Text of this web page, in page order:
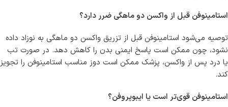
استامینوفن قبل از واکسن دو ماهگی ضرر دارد؟
توصیه می‌شود استامینوفن قبل از تزریق واکسن دو ماهگی به نوزاد داده
نشود، چون ممکن است پاسخ ایمنی بدن را کاهش دهد. در صورت تب
یا درد پس از واکسن، پزشک ممکن است دوز مناسب استامینوفن را تجویز
کند.
استامینوفن قوی‌تر است یا ایبوپروفن؟